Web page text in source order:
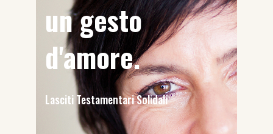
un gesto
d'amore.
Lasciti Testamentari Solidali